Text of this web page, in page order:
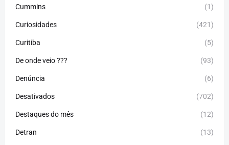
Cummins (1)
Curiosidades (421)
Curitiba (5)
De onde veio ??? (93)
Denúncia (6)
Desativados (702)
Destaques do mês (12)
Detran (13)